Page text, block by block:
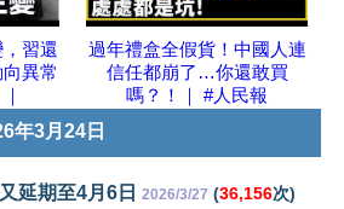
習還
異常
過年禮盒全假貨！中國人連
信任都崩了…你還敢買
嗎？！｜ #人民報
年3月24日
延期至4月6日 2026/3/27 (36,156次)